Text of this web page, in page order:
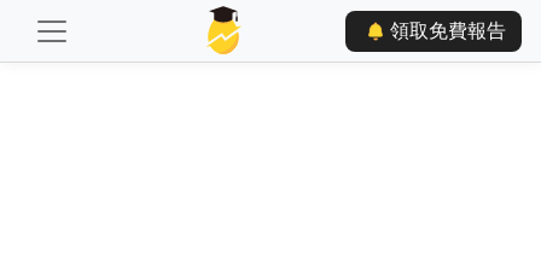
領取免費報告